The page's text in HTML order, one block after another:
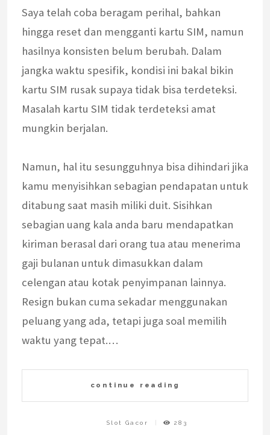
Saya telah coba beragam perihal, bahkan
hingga reset dan mengganti kartu SIM, namun
hasilnya konsisten belum berubah. Dalam
jangka waktu spesifik, kondisi ini bakal bikin
kartu SIM rusak supaya tidak bisa terdeteksi.
Masalah kartu SIM tidak terdeteksi amat
mungkin berjalan.
Namun, hal itu sesungguhnya bisa dihindari jika
kamu menyisihkan sebagian pendapatan untuk
ditabung saat masih miliki duit. Sisihkan
sebagian uang kala anda baru mendapatkan
kiriman berasal dari orang tua atau menerima
gaji bulanan untuk dimasukkan dalam
celengan atau kotak penyimpanan lainnya.
Resign bukan cuma sekadar menggunakan
peluang yang ada, tetapi juga soal memilih
waktu yang tepat.…
continue reading
Slot Gacor 283